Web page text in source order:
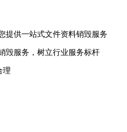
提供一站式文件资料销毁服务
毁服务，树立行业服务标杆
理